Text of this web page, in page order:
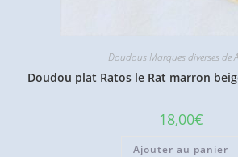
Doudous Marques diverses de
Doudou plat Ratos le Rat marron
18,00€
Ajouter au panier